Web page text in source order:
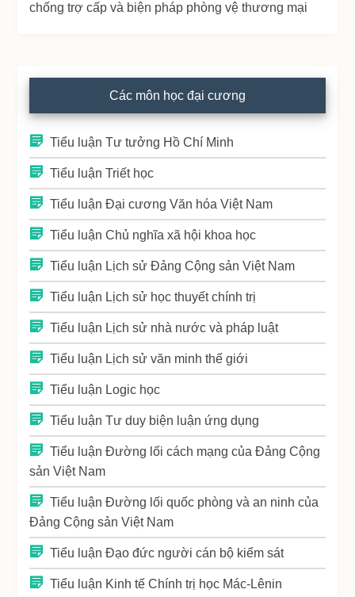
chống trợ cấp và biện pháp phòng vệ thương mại
Các môn học đại cương
Tiểu luận Tư tưởng Hồ Chí Minh
Tiểu luận Triết học
Tiểu luận Đại cương Văn hóa Việt Nam
Tiểu luận Chủ nghĩa xã hội khoa học
Tiểu luận Lịch sử Đảng Cộng sản Việt Nam
Tiểu luận Lịch sử học thuyết chính trị
Tiểu luận Lịch sử nhà nước và pháp luật
Tiểu luận Lịch sử văn minh thế giới
Tiểu luận Logic học
Tiểu luận Tư duy biện luận ứng dụng
Tiểu luận Đường lối cách mạng của Đảng Cộng
sản Việt Nam
Tiểu luận Đường lối quốc phòng và an ninh của
Đảng Cộng sản Việt Nam
Tiểu luận Đạo đức người cán bộ kiểm sát
Tiểu luận Kinh tế Chính trị học Mác-Lênin